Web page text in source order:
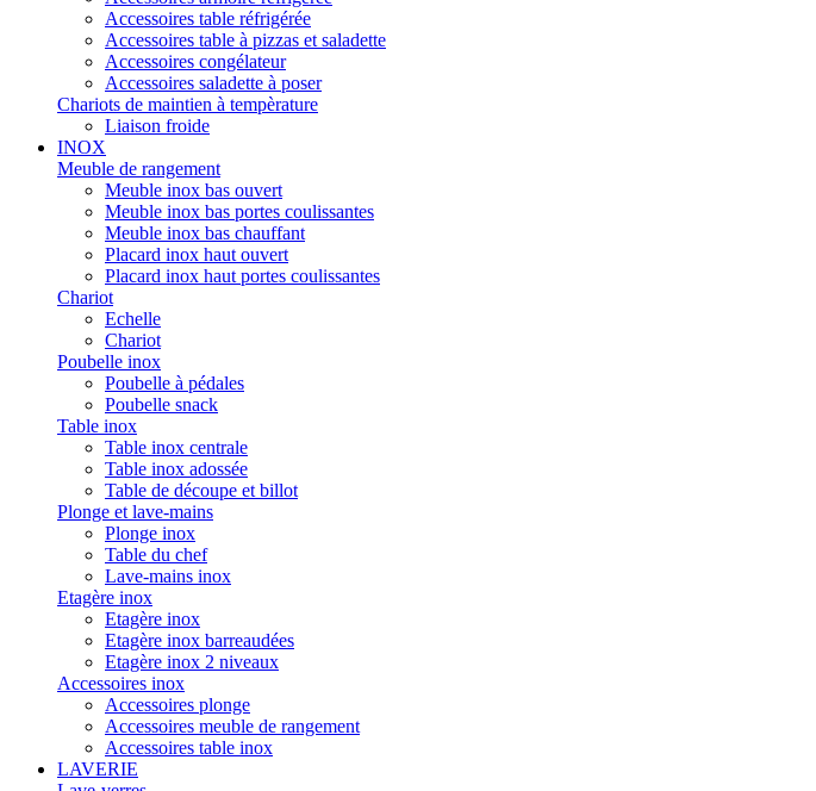
Accessoires table réfrigérée
Accessoires table à pizzas et saladette
Accessoires congélateur
Accessoires saladette à poser
Chariots de maintien à tempèrature
Liaison froide
INOX
Meuble de rangement
Meuble inox bas ouvert
Meuble inox bas portes coulissantes
Meuble inox bas chauffant
Placard inox haut ouvert
Placard inox haut portes coulissantes
Chariot
Echelle
Chariot
Poubelle inox
Poubelle à pédales
Poubelle snack
Table inox
Table inox centrale
Table inox adossée
Table de découpe et billot
Plonge et lave-mains
Plonge inox
Table du chef
Lave-mains inox
Etagère inox
Etagère inox
Etagère inox barreaudées
Etagère inox 2 niveaux
Accessoires inox
Accessoires plonge
Accessoires meuble de rangement
Accessoires table inox
LAVERIE